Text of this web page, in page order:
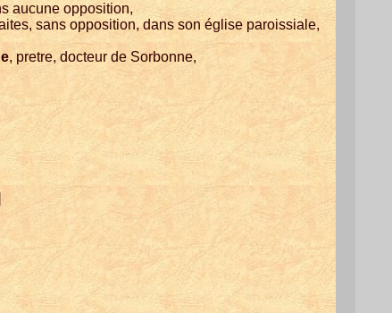
aucune opposition,
sans opposition, dans son église paroissiale,
, pretre, docteur de Sorbonne,